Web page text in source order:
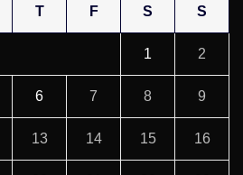
T F S S
1 2
6 7 8 9
13 14 15 16